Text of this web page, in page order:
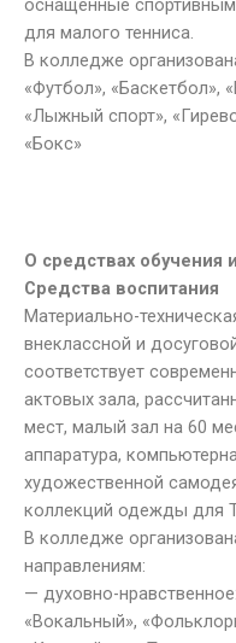
оснащенные
для малого тенниса.
В колледже
«Футбол», «Баскетбол»,
«Лыжный спорт»,
«Бокс»
О средствах обучения
Средства воспитания
Материально-
внеклассной и
соответствует
актовых зала,
мест, малый зал на 60
аппаратура,
художественной
коллекций одежды для
В колледже
направлениям:
— духовно-
«Вокальный»,